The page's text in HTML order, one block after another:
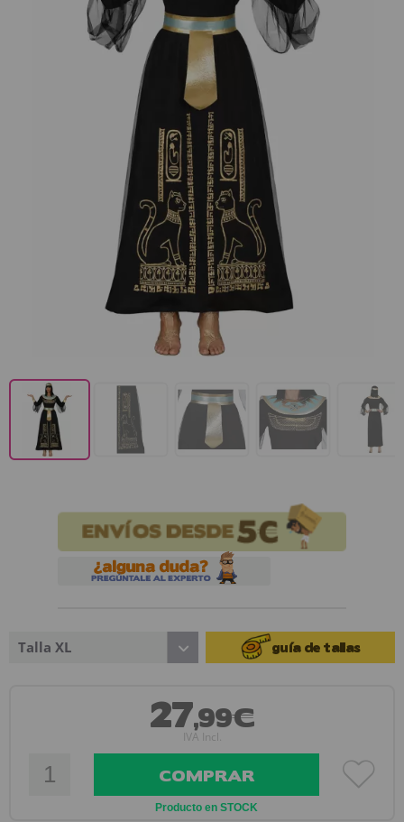
Talla XL guía de tallas
27,99€
IVA Incl.
COMPRAR
Producto en STOCK